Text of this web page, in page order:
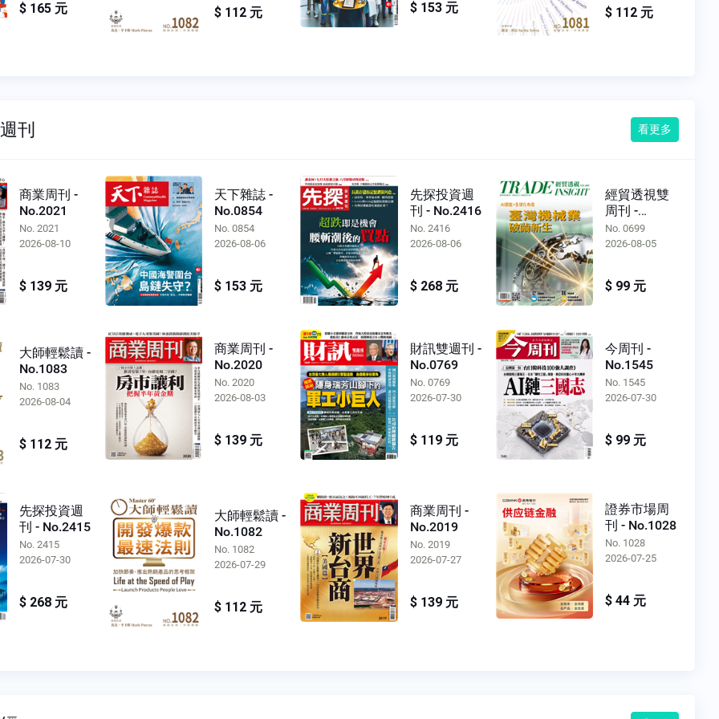
$ 165 元 $ 112 元 $ 153 元 $ 112 元
刊 看更多
商業周刊 -
No.2021
No. 2021
2026-08-10
$ 139 元
天下雜誌 -
No.0854
No. 0854
2026-08-06
$ 153 元
先探投資週
刊 - No.2416
No. 2416
2026-08-06
$ 268 元
經貿透視雙
周刊 -
No.0699
No. 0699
2026-08-05
$ 99 元
大師輕鬆讀 -
No.1083
No. 1083
2026-08-04
$ 112 元
商業周刊 -
No.2020
No. 2020
2026-08-03
$ 139 元
財訊雙週刊 -
No.0769
No. 0769
2026-07-30
$ 119 元
今周刊 -
No.1545
No. 1545
2026-07-30
$ 99 元
先探投資週
刊 - No.2415
No. 2415
2026-07-30
$ 268 元
大師輕鬆讀 -
No.1082
No. 1082
2026-07-29
$ 112 元
商業周刊 -
No.2019
No. 2019
2026-07-27
$ 139 元
證券市場周
刊 - No.1028
No. 1028
2026-07-25
$ 44 元